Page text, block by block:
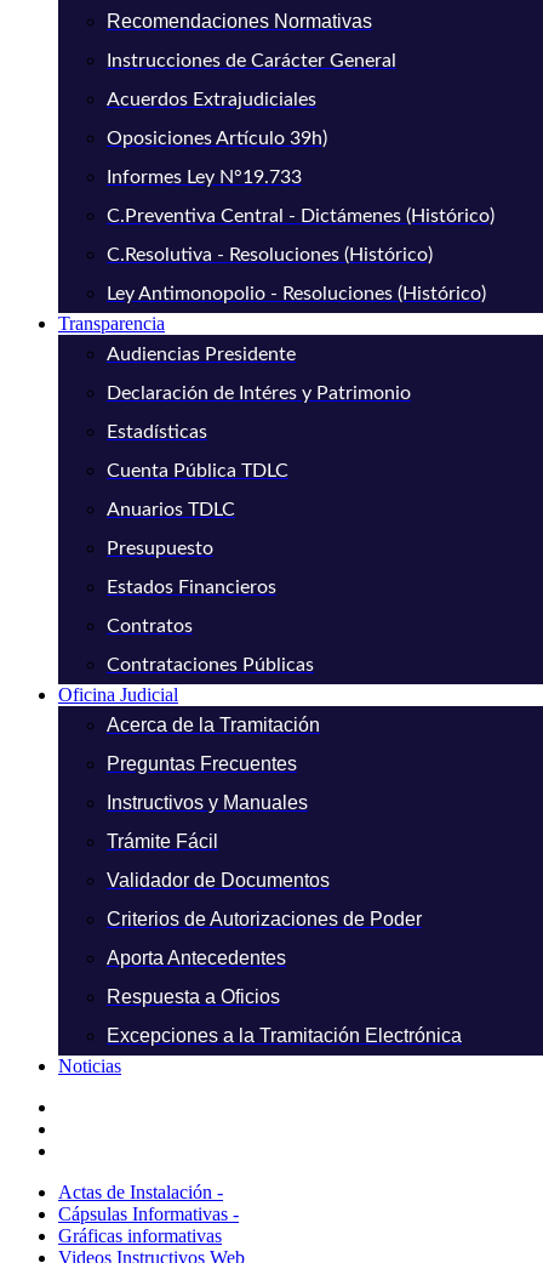
Recomendaciones Normativas
Instrucciones de Carácter General
Acuerdos Extrajudiciales
Oposiciones Artículo 39h)
Informes Ley N°19.733
C.Preventiva Central - Dictámenes (Histórico)
C.Resolutiva - Resoluciones (Histórico)
Ley Antimonopolio - Resoluciones (Histórico)
Transparencia
Audiencias Presidente
Declaración de Intéres y Patrimonio
Estadísticas
Cuenta Pública TDLC
Anuarios TDLC
Presupuesto
Estados Financieros
Contratos
Contrataciones Públicas
Oficina Judicial
Acerca de la Tramitación
Preguntas Frecuentes
Instructivos y Manuales
Trámite Fácil
Validador de Documentos
Criterios de Autorizaciones de Poder
Aporta Antecedentes
Respuesta a Oficios
Excepciones a la Tramitación Electrónica
Noticias
Actas de Instalación -
Cápsulas Informativas -
Gráficas informativas
Videos Instructivos Web